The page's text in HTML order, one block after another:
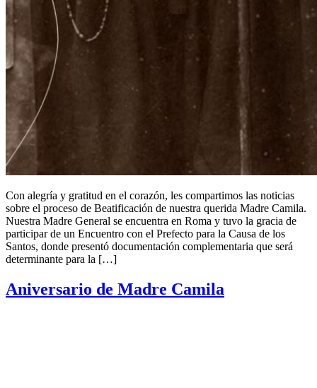
Con alegría y gratitud en el corazón, les compartimos las noticias
sobre el proceso de Beatificación de nuestra querida Madre Camila.
Nuestra Madre General se encuentra en Roma y tuvo la gracia de
participar de un Encuentro con el Prefecto para la Causa de los
Santos, donde presentó documentación complementaria que será
determinante para la […]
Aniversario de Madre Camila